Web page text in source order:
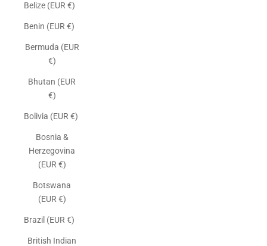
Belize (EUR €)
Benin (EUR €)
Bermuda (EUR
€)
Bhutan (EUR
€)
Bolivia (EUR €)
Bosnia &
Herzegovina
(EUR €)
Botswana
(EUR €)
Brazil (EUR €)
British Indian